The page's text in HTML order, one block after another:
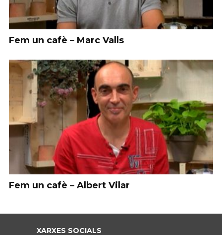
Fem un cafè – Marc Valls
Fem un cafè – Albert Vilar
XARXES SOCIALS